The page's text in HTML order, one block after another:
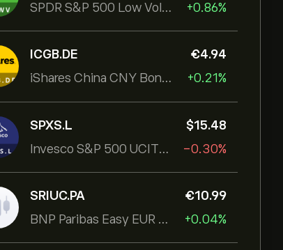
SPDR S&P 500 Low Volatility UCITS ETF
+0.86%
ICGB.DE
iShares China CNY Bond UCITS ETF
‎€‎4.94
+0.21%
SPXS.L
Invesco S&P 500 UCITS ETF
‎$‎15.48
-0.30%
SRIUC.PA
BNP Paribas Easy EUR Corp Bond SRI Fossil Free Ult
‎€‎10.99
+0.04%